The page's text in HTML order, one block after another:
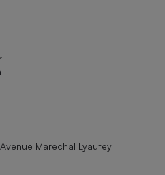
Marechal Lyautey
Climatiseur -